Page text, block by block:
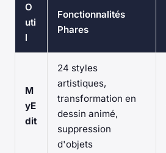
O
uti
l
Fonctionnalités
Phares
M
yE
dit
24 styles
artistiques,
transformation en
dessin animé,
suppression
d'objets